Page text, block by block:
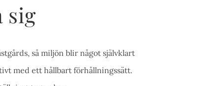
sig
så miljön blir något självklart
med ett hållbart förhållningssätt.